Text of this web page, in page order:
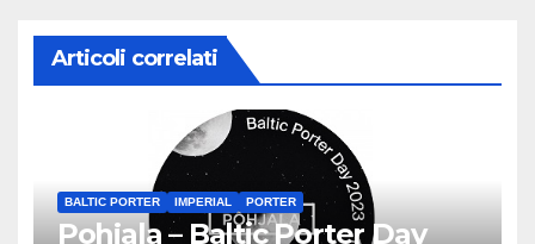
Articoli correlati
BALTIC PORTER IMPERIAL PORTER
Pohjala – Baltic Porter Day